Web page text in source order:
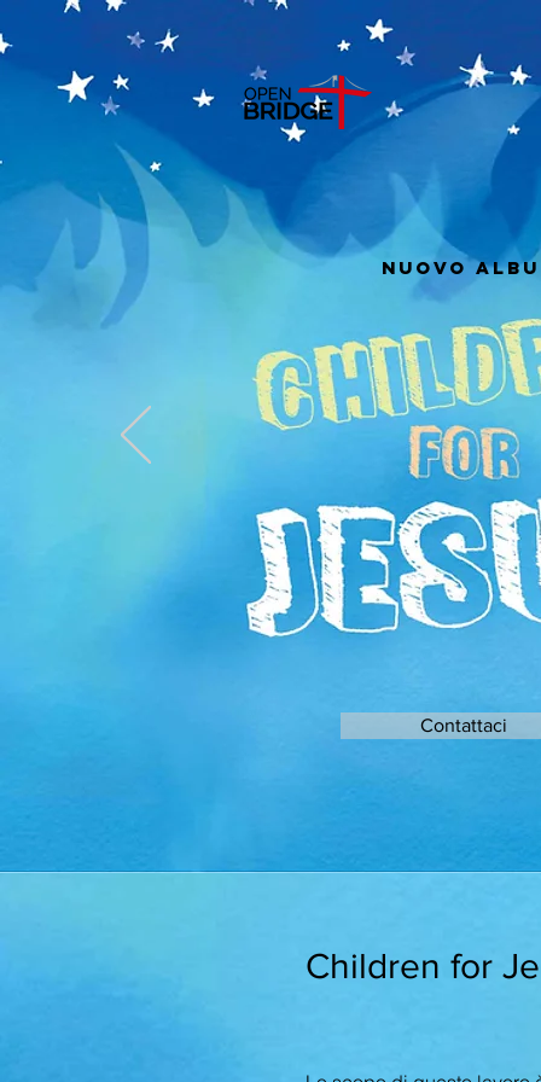
nuovo
Contattaci
Children for